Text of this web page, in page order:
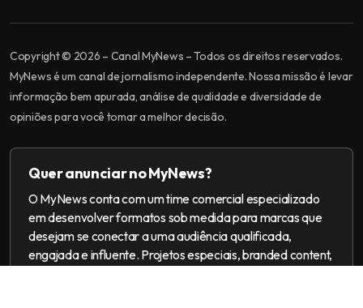
Copyright © 2026 – Canal MyNews – Todos os direitos reservados.
MyNews é um canal de jornalismo independente. Nossa missão é levar
informação bem apurada, análise de qualidade e diversidade de
opiniões para você tomar a melhor decisão.
Quer anunciar no MyNews?
O MyNews conta com um time comercial especializado
em desenvolver formatos sob medida para marcas que
desejam se conectar a uma audiência qualificada,
engajada e influente. Projetos especiais, branded content,